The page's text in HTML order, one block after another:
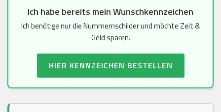
Ich habe bereits mein Wunschkennzeichen
Ich benötige nur die Nummernschilder und möchte Zeit &
Geld sparen.
HIER KENNZEICHEN BESTELLEN